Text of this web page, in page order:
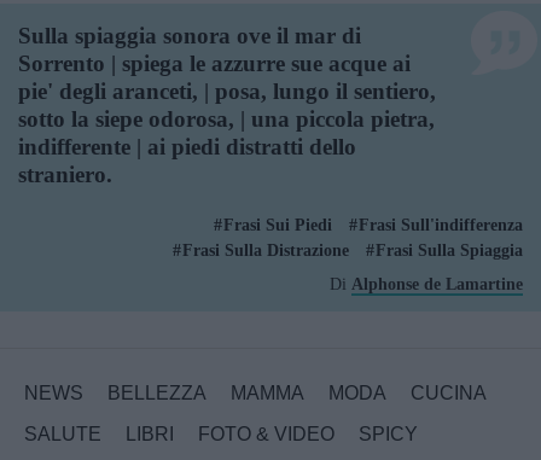
Sulla spiaggia sonora ove il mar di
Sorrento | spiega le azzurre sue acque ai
pie' degli aranceti, | posa, lungo il sentiero,
sotto la siepe odorosa, | una piccola pietra,
indifferente | ai piedi distratti dello
straniero.
Frasi Sui Piedi
Frasi Sull'indifferenza
Frasi Sulla Distrazione
Frasi Sulla Spiaggia
Di Alphonse de Lamartine
NEWS BELLEZZA MAMMA MODA
CUCINA
SALUTE
LIBRI FOTO & VIDEO SPICY